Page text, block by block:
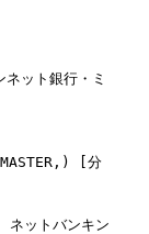
ット銀行・ミ
[分
ネットバンキン